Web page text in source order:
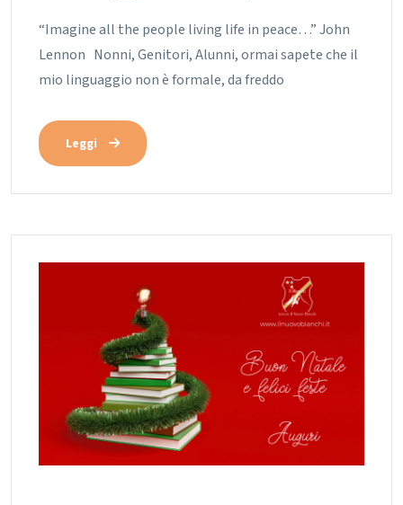
“Imagine all the people living life in peace…” John
Lennon Nonni, Genitori, Alunni, ormai sapete che il
mio linguaggio non è formale, da freddo
Leggi